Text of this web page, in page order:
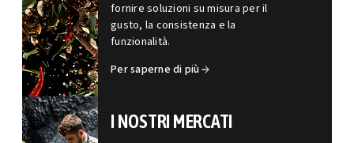
fornire soluzioni su misura per il
gusto, la consistenza e la
funzionalità.
Per saperne di più
I NOSTRI MERCATI